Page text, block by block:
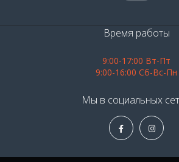
Время работы
9:00-17:00 Вт-Пт
9:00-16:00 Сб-Вс-Пн
Мы в социальных